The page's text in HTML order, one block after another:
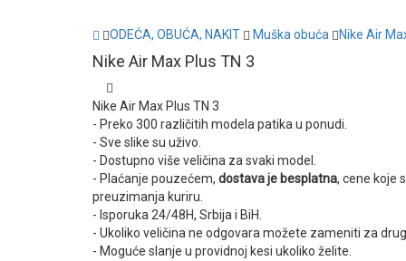
ODEĆA, OBUĆA, NAKIT Muška obuća Nike Air
Nike Air Max Plus TN 3
Nike Air Max Plus TN 3
- Preko 300 različitih modela patika u ponudi.
- Sve slike su uživo.
- Dostupno više veličina za svaki model.
- Plaćanje pouzećem, dostava je besplatna, cene koje
preuzimanja kuriru.
- Isporuka 24/48H, Srbija i BiH.
- Ukoliko veličina ne odgovara možete zameniti za
- Moguće slanje u providnoj kesi ukoliko želite.